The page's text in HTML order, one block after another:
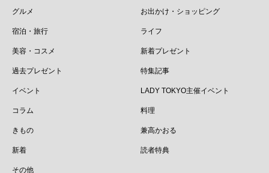
グルメ お出かけ・ショッピング
宿泊・旅行 ライフ
美容・コスメ 新着プレゼント
過去プレゼント 特集記事
イベント LADY TOKYO主催イベント
コラム 料理
きもの 兼高かおる
新着 読者特典
その他